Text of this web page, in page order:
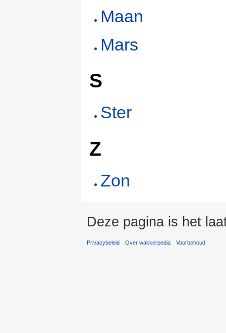
Maan
Mars
S
Ster
Z
Zon
Deze pagina is het
Privacybeleid Over wakkerpedia Voorbehoud